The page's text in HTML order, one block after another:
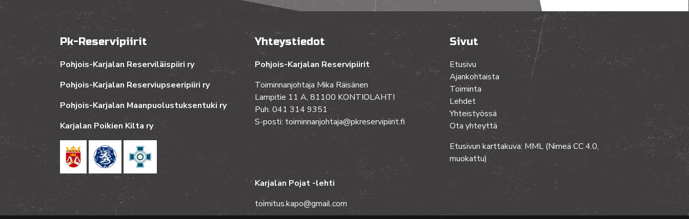
Pk-Reservipiirit
Pohjois-Karjalan Reserviläispiiri ry
Pohjois-Karjalan Reserviupseeripiiri ry
Pohjois-Karjalan Maanpuolustuksentuki ry
Karjalan Poikien Kilta ry
Yhteystiedot
Pohjois-Karjalan Reservipiirit
Toiminnanjohtaja Mika Räisänen
Lampitie 11 A, 81100 KONTIOLAHTI
Puh. 041 314 9351
S-posti: toiminnanjohtaja@pkreservipiirit.fi
Karjalan Pojat -lehti
toimitus.kapo@gmail.com
Sivut
Etusivu
Ajankohtaista
Toiminta
Lehdet
Yhteistyössä
Ota yhteyttä
Etusivun karttakuva: MML (Nimeä CC 4.0,
muokattu)